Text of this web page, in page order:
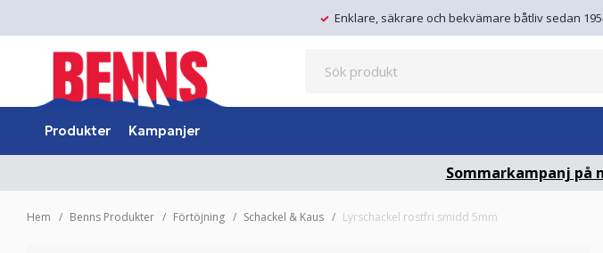
Enklare, säkrare och bekvämare båtliv sedan
Produkter Kampanjer
Sommarkampanj på
Hem Benns Produkter Förtöjning Schackel & Kaus Lyrschackel rostfri smidd 5mm